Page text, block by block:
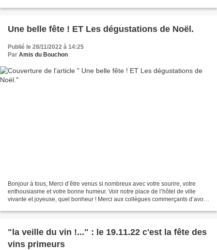
Une belle fête ! ET Les dégustations de Noël.
Publié le 28/11/2022 à 14:25
Par Amis du Bouchon
Bonjour à tous, Merci d’être venus si nombreux avec votre sourire, votre
enthousiasme et votre bonne humeur. Voir notre place de l’hôtel de ville
vivante et joyeuse, quel bonheur ! Merci aux collègues commerçants d’avoir
"la veille du vin !..." : le 19.11.22 c'est la fête des
vins primeurs